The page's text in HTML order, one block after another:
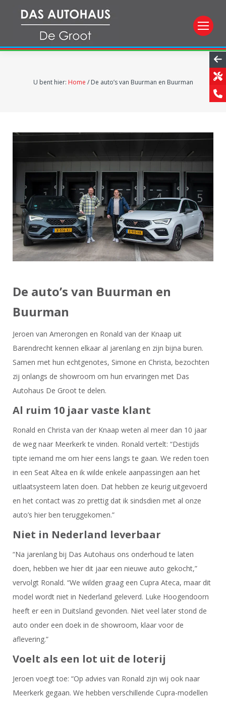
U bent hier: Home / De auto’s van Buurman en Buurman
De auto’s van Buurman en
Buurman
Jeroen van Amerongen en Ronald van der Knaap uit
Barendrecht kennen elkaar al jarenlang en zijn bijna buren.
Samen met hun echtgenotes, Simone en Christa, bezochten
zij onlangs de showroom om hun ervaringen met Das
Autohaus De Groot te delen.
Al ruim 10 jaar vaste klant
Ronald en Christa van der Knaap weten al meer dan 10 jaar
de weg naar Meerkerk te vinden. Ronald vertelt: “Destijds
tipte iemand me om hier eens langs te gaan. We reden toen
in een Seat Altea en ik wilde enkele aanpassingen aan het
uitlaatsysteem laten doen. Dat hebben ze keurig uitgevoerd
en het contact was zo prettig dat ik sindsdien met al onze
auto’s hier ben teruggekomen.”
Niet in Nederland leverbaar
“Na jarenlang bij Das Autohaus ons onderhoud te laten
doen, hebben we hier dit jaar een nieuwe auto gekocht,”
vervolgt Ronald. “We wilden graag een Cupra Ateca, maar dit
model wordt niet in Nederland geleverd. Luke Hoogendoorn
heeft er een in Duitsland gevonden. Niet veel later stond de
auto onder een doek in de showroom, klaar voor de
aflevering.”
Voelt als een lot uit de loterij
Jeroen voegt toe: “Op advies van Ronald zijn wij ook naar
Meerkerk gegaan. We hebben verschillende Cupra-modellen